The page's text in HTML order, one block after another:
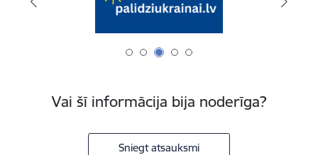
Vai šī informācija bija noderīga?
Sniegt atsauksmi